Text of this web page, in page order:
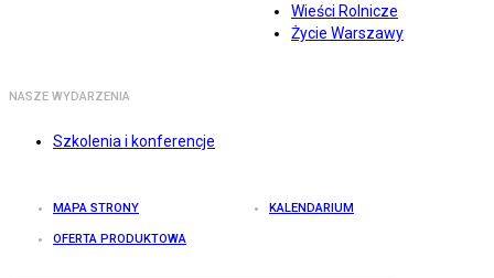
Wieści Rolnicze
Życie Warszawy
NASZE WYDARZENIA
Szkolenia i konferencje
MAPA STRONY KALENDARIUM
OFERTA PRODUKTOWA